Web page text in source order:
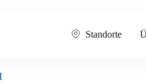
Standorte